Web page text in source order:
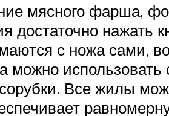
мясного фарша,
достаточно нажать
с ножа сами,
использовать
Все жилы